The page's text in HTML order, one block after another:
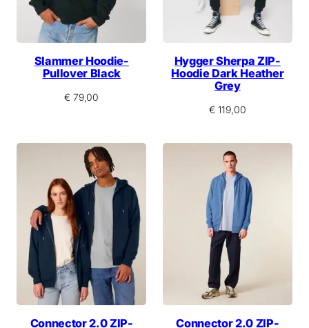
Slammer Hoodie-
Pullover Black
€ 79,00
Hygger Sherpa ZIP-
Hoodie Dark Heather
Grey
€119,00
Connector 2.0 ZIP-
Connector 2.0 ZIP-